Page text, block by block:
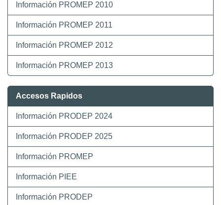
Información PROMEP 2010
Información PROMEP 2011
Información PROMEP 2012
Información PROMEP 2013
Accesos Rapidos
Información PRODEP 2024
Información PRODEP 2025
Información PROMEP
Información PIEE
Información PRODEP